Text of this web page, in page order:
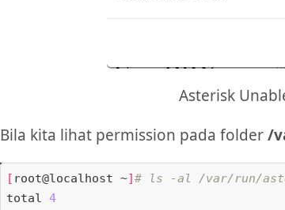
Asterisk
Bila kita lihat permission pada folder/
[ root@localhost ~]# ls -al /var/run/
total 4